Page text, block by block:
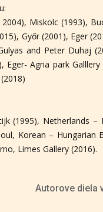
Miskolc (1993),
Győr (2001), Eger
and Peter Duhaj
Eger- Agria park
(1995), Netherlands
Korean –
Limes Gallery (2016).
Autorove diela